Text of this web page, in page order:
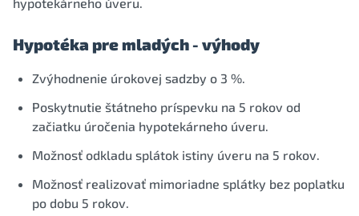
Hypotéka pre mladých - výhody
Zvýhodnenie úrokovej sadzby o 3 %.
Poskytnutie štátneho príspevku na 5 rokov od
začiatku úročenia hypotekárneho úveru.
Možnosť odkladu splátok istiny úveru na 5 rokov.
Možnosť realizovať mimoriadne splátky bez poplatku
po dobu 5 rokov.